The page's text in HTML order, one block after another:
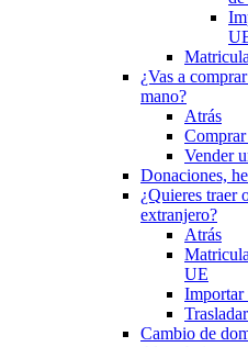
¿Vas a
mano?
Atrás
Vender
Donaciones,
¿Quieres traer
extranjero?
Atrás
UE
Importar
Cambio de